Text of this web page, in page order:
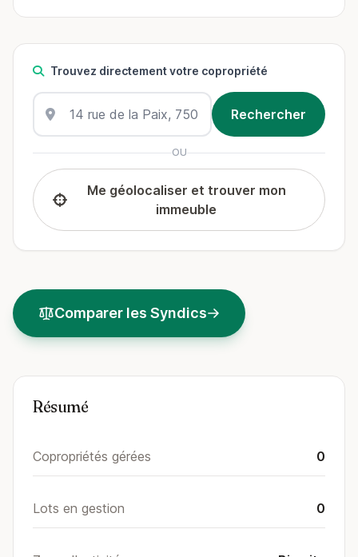
Trouvez directement votre copropriété
OU
Me géolocaliser et trouver mon
immeuble
Comparer les Syndics
Résumé
Copropriétés gérées 0
Lots en gestion 0